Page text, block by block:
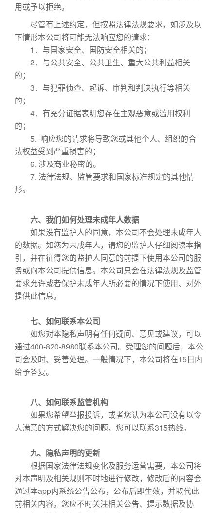
用或予以拒绝。
尽管有上述约定，但按照法律法规要求，如涉及以
下情形本公司将可能无法响应您的请求：
1．与国家安全、国防安全相关的；
2．与公共安全、公共卫生、重大公共利益相关
的；
3．与犯罪侦查、起诉、审判和判决执行等相关
的；
4．有充分证据表明您存在主观恶意或滥用权利
的；
5. 响应您的请求将导致您或其他个人、组织的合
法权益受到严重损害的；
6. 涉及商业秘密的。
7. 法律法规、监管要求和国家标准规定的其他情
形。
六、我们如何处理未成年人数据
如果没有监护人的同意，本公司不会处理未成年人
的数据。如您为未成年人，请您的监护人仔细阅读本指
引，并在征得您的监护人同意的前提下使用本公司的服
务或向本公司提供信息。本公司只会在法律法规及监管
要求允许或者保护未成年人所必要的情况下使用、对外
提供此信息。
七、如何联系本公司
如您对本隐私声明有任何疑问、意见或建议，可以
通过400-820-8980联系本公司。受理您的问题后，本公
司会及时、妥善处理。一般情况下，本公司将在15日内
给予答复。
八、如何联系监管机构
如果您希望举报投诉，或者您认为本公司没有以令
人满意的方式解决您的问题，您可以联系315热线。
九、隐私声明的更新
根据国家法律法规变化及服务运营需要，本公司将
对本声明及相关规则不时地进行修改，修改后的内容会
通过本app内系统公告公布，公布后即生效，并取代此
前相关内容。您应不时关注相关公告、提示数据及协